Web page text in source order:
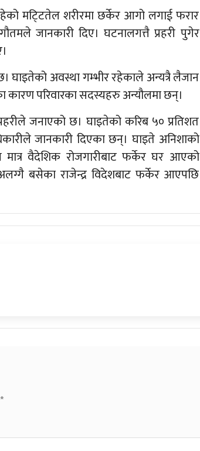
मटि्टतेल शरीरमा छर्केर आगो लगाई फरार
जानकारी दिए। घटनालगत्तै प्रहरी पुगेर
घाइतेको अवस्था गम्भीर रहेकाले अन्यत्रै लैजान
परिवारका सदस्यहरु अन्यौलमा छन्।
जनाएको छ। घाइतेको करिब ५० प्रतिशत
जानकारी दिएका छन्। घाइते अनिशाको
मात्र वैदेशिक रोजगारीबाट फर्केर घर आएको
बसेका राजेन्द्र विदेशबाट फर्केर आएपछि
*